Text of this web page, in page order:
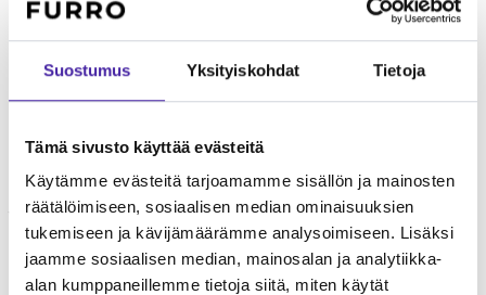
Suostumus Yksityiskohdat Tietoja
Tämä sivusto käyttää evästeitä
Käytämme evästeitä tarjoamamme sisällön ja mainosten
räätälöimiseen, sosiaalisen median ominaisuuksien
tukemiseen ja kävijämäärämme analysoimiseen. Lisäksi
jaamme sosiaalisen median, mainosalan ja analytiikka-
alan kumppaneillemme tietoja siitä, miten käytät
Yksin asuvatSopii hyvin yksin asuvalle, joka nauttii
turkinhoitorutiinista ja seurakissan seurasta.